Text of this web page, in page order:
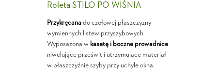
Roleta STILO PO WIŚNIA
Przykręcanado czołowej płaszczyzny
wymiennych listew przyszybowych.
Wyposażona w kasetę i boczne prowadnice
niwelujące prześwit i utrzymujące materiał
w płaszczyźnie szyby przy uchyle okna.